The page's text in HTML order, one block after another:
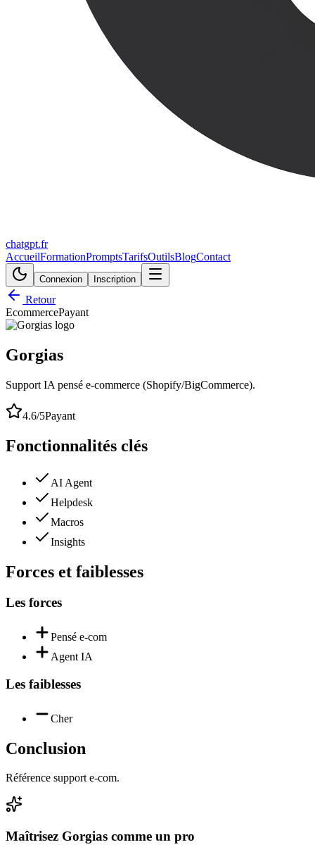
chatgpt.fr
AccueilFormationPromptsTarifsOutilsBlogContact
Connexion Inscription
Retour
EcommercePayant
Gorgias
Support IA pensé e-commerce (Shopify/BigCommerce).
4.6/5Payant
Fonctionnalités clés
AI Agent
Helpdesk
Macros
Insights
Forces et faiblesses
Les forces
Pensé e-com
Agent IA
Les faiblesses
Cher
Conclusion
Référence support e-com.
Maîtrisez Gorgias comme un pro